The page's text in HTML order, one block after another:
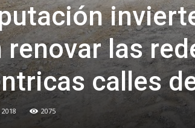
renovar las
calles
2075